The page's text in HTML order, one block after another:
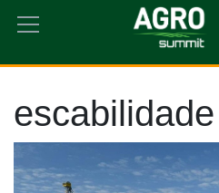
HOME ESCABILIDADE
escabilidade